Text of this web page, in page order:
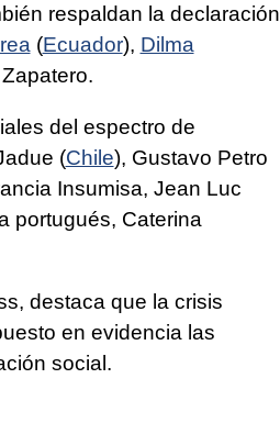
respaldan la declaración
(Ecuador), Dilma
del espectro de
(Chile), Gustavo Petro
Insumisa, Jean Luc
portugués, Caterina
destaca que la crisis
en evidencia las
social.